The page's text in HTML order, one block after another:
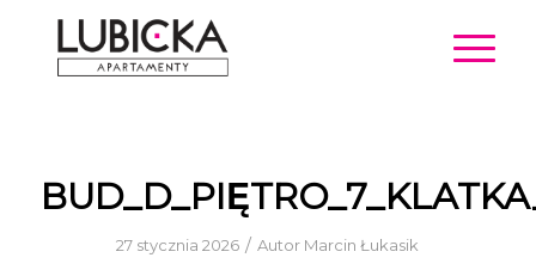
27 stycznia 2026 / Autor Marcin Łukasik